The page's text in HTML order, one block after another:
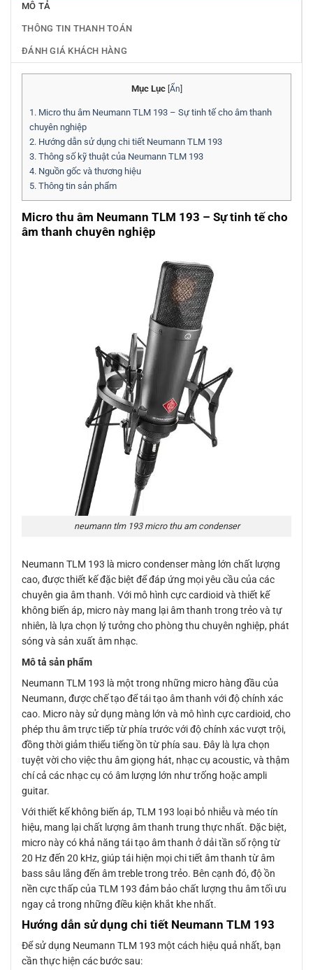
MÔ TẢ
THÔNG TIN THANH TOÁN
ĐÁNH GIÁ KHÁCH HÀNG
Mục Lục Ẩn
1. Micro thu âm Neumann TLM 193 – Sự tinh tế cho âm thanh
chuyên nghiệp
2. Hướng dẫn sử dụng chi tiết Neumann TLM 193
3. Thông số kỹ thuật của Neumann TLM 193
4. Nguồn gốc và thương hiệu
5. Thông tin sản phẩm
Micro thu âm Neumann TLM 193 – Sự tinh tế cho
âm thanh chuyên nghiệp
neumann tlm 193 micro thu am condenser
Neumann TLM 193 là micro condenser màng lớn chất lượng
cao, được thiết kế đặc biệt để đáp ứng mọi yêu cầu của các
chuyên gia âm thanh. Với mô hình cực cardioid và thiết kế
không biến áp, micro này mang lại âm thanh trong trẻo và tự
nhiên, là lựa chọn lý tưởng cho phòng thu chuyên nghiệp, phát
sóng và sản xuất âm nhạc.
Mô tả sản phẩm
Neumann TLM 193 là một trong những micro hàng đầu của
Neumann, được chế tạo để tái tạo âm thanh với độ chính xác
cao. Micro này sử dụng màng lớn và mô hình cực cardioid, cho
phép thu âm trực tiếp từ phía trước với độ chính xác vượt trội,
đồng thời giảm thiểu tiếng ồn từ phía sau. Đây là lựa chọn
tuyệt vời cho việc thu âm giọng hát, nhạc cụ acoustic, và thậm
chí cả các nhạc cụ có âm lượng lớn như trống hoặc ampli
guitar.
Với thiết kế không biến áp, TLM 193 loại bỏ nhiễu và méo tín
hiệu, mang lại chất lượng âm thanh trung thực nhất. Đặc biệt,
micro này có khả năng tái tạo âm thanh ở dải tần số rộng từ
20 Hz đến 20 kHz, giúp tái hiện mọi chi tiết âm thanh từ âm
bass sâu lắng đến âm treble trong trẻo. Bên cạnh đó, độ ồn
nền cực thấp của TLM 193 đảm bảo chất lượng thu âm tối ưu
ngay cả trong những điều kiện khắt khe nhất.
Hướng dẫn sử dụng chi tiết Neumann TLM 193
Để sử dụng Neumann TLM 193 một cách hiệu quả nhất, bạn
cần thực hiện các bước sau: